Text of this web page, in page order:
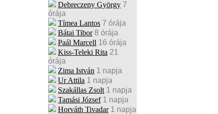
Debreczeny György 7
órája
Tímea Lantos 7 órája
Bátai Tibor 8 órája
Paál Marcell 16 órája
Kiss-Teleki Rita 21
órája
Zima István 1 napja
Ur Attila 1 napja
Szakállas Zsolt 1 napja
Tamási József 1 napja
Horváth Tivadar 1 napja